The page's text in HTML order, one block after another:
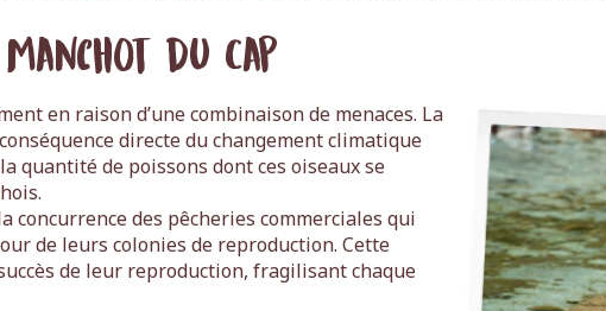
du Cap
en raison d’une combinaison de menaces. La
directe du changement climatique
quantité de poissons dont ces oiseaux se
concurrence des pêcheries commerciales qui
de leurs colonies de reproduction. Cette
de leur reproduction, fragilisant chaque